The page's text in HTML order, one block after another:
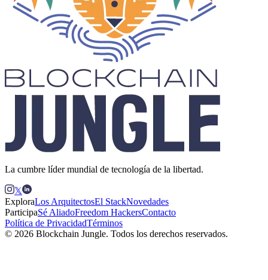
La cumbre líder mundial de tecnología de la libertad.
𝕏
ExploraLos ArquitectosEl StackNovedades
ParticipaSé AliadoFreedom HackersContacto
Política de PrivacidadTérminos
© 2026 Blockchain Jungle. Todos los derechos reservados.